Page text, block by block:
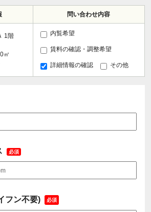
問い合わせ内容
1階
㎡
内覧希望
賃料の確認・調整希望
詳細情報の確認 その他
必須
フン不要) 必須